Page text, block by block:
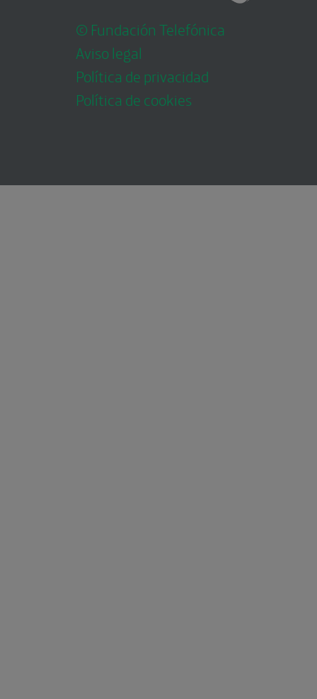
© Fundación Telefónica
Aviso legal
Política de privacidad
Política de cookies